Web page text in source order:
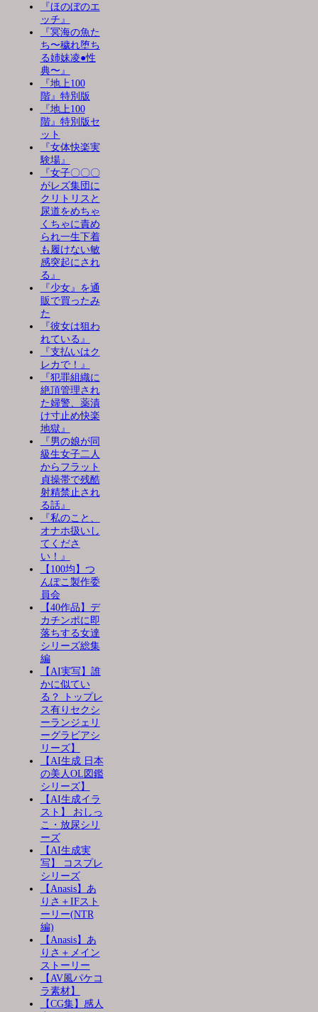
『ほのぼのエ
ッチ』
『冥海の魚た
ち〜穢れ堕ち
る姉妹凌●性
典〜』
『地上100
階』特別版
『地上100
階』特別版セ
ット
『女体快楽実
験場』
『女子〇〇〇
がレズ集団に
クリトリスと
尿道をめちゃ
くちゃに責め
られ一生下着
も履けない敏
感突起にされ
る』
『少女』を通
販で買ったみ
た
『彼女は狙わ
れている』
『支払いはク
レカで！』
『犯罪組織に
絶頂管理され
た婦警、薬漬
け寸止め快楽
地獄』
『男の娘が同
級生女子二人
からフラット
貞操帯で残酷
射精禁止され
る話』
『私のこと、
オナホ扱いし
てくださ
い！』
【100均】つ
んぽこ製作委
員会
【40作品】デ
カチンポに即
落ちする女達
シリーズ総集
編
【AI実写】誰
かに似てい
る？ トップレ
ス有りセクシ
ーランジェリ
ーグラビアシ
リーズ】
【AI生成 日本
の美人OL図鑑
シリーズ】
【AI生成イラ
スト】 おしっ
こ・放尿シリ
ーズ
【AI生成実
写】 コスプレ
シリーズ
【Anasis】あ
りさ＋IFスト
ーリー(NTR
編)
【Anasis】あ
りさ＋メイン
ストーリー
【AV風パケコ
ラ素材】
【CG集】感人